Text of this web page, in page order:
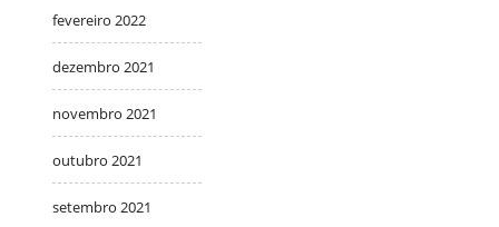
fevereiro 2022
dezembro 2021
novembro 2021
outubro 2021
setembro 2021